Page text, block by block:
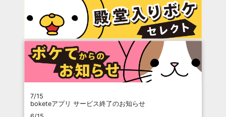
7/15
boketeアプリ サービス終了のお知らせ